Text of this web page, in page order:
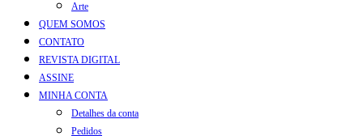
Arte
QUEM SOMOS
CONTATO
REVISTA DIGITAL
ASSINE
MINHA CONTA
Detalhes da conta
Pedidos